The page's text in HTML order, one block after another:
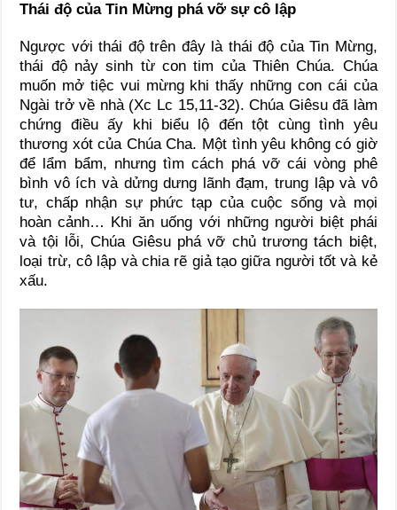
Thái độ của Tin Mừng phá vỡ sự cô lập
Ngược với thái độ trên đây là thái độ của Tin Mừng,
thái độ nảy sinh từ con tim của Thiên Chúa. Chúa
muốn mở tiệc vui mừng khi thấy những con cái của
Ngài trở về nhà (Xc Lc 15,11-32). Chúa Giêsu đã làm
chứng điều ấy khi biểu lộ đến tột cùng tình yêu
thương xót của Chúa Cha. Một tình yêu không có giờ
để lẩm bẩm, nhưng tìm cách phá vỡ cái vòng phê
bình vô ích và dửng dưng lãnh đạm, trung lập và vô
tư, chấp nhận sự phức tạp của cuộc sống và mọi
hoàn cảnh… Khi ăn uống với những người biệt phái
và tội lỗi, Chúa Giêsu phá vỡ chủ trương tách biệt,
loại trừ, cô lập và chia rẽ giả tạo giữa người tốt và kẻ
xấu.